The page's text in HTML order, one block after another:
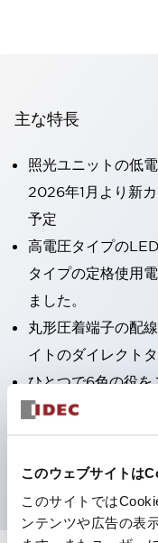
このウェブサイトは
このサイトでは
ンテンツや広告の表
主な特長
照光ユニットの低
2026年1月より新
予定
高電圧タイプの
タイプの定格使用
ました。
丸形圧着端子の配
イトのダイレクトタ
ひとつで6色の役
で色ごとに分かれ
を表現できるよう
UL、CSA、TÜV、